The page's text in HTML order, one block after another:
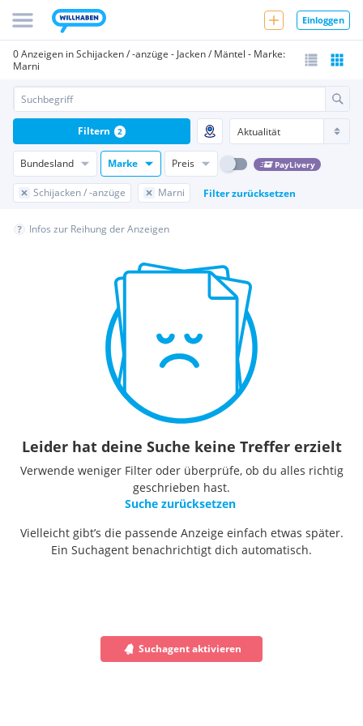
Einloggen
0 Anzeigen in Schijacken / -anzüge - Jacken / Mäntel - Marke:
Marni
Bundesland Marke Preis PayLivery
Schijacken / -anzüge Marni Filter zurücksetzen
Filtern 2
Infos zur Reihung der Anzeigen
Leider hat deine Suche keine Treffer erzielt
Verwende weniger Filter oder überprüfe, ob du alles richtig
geschrieben hast.
Suche zurücksetzen
Vielleicht gibt’s die passende Anzeige einfach etwas später.
Ein Suchagent benachrichtigt dich automatisch.
Suchagent aktivieren